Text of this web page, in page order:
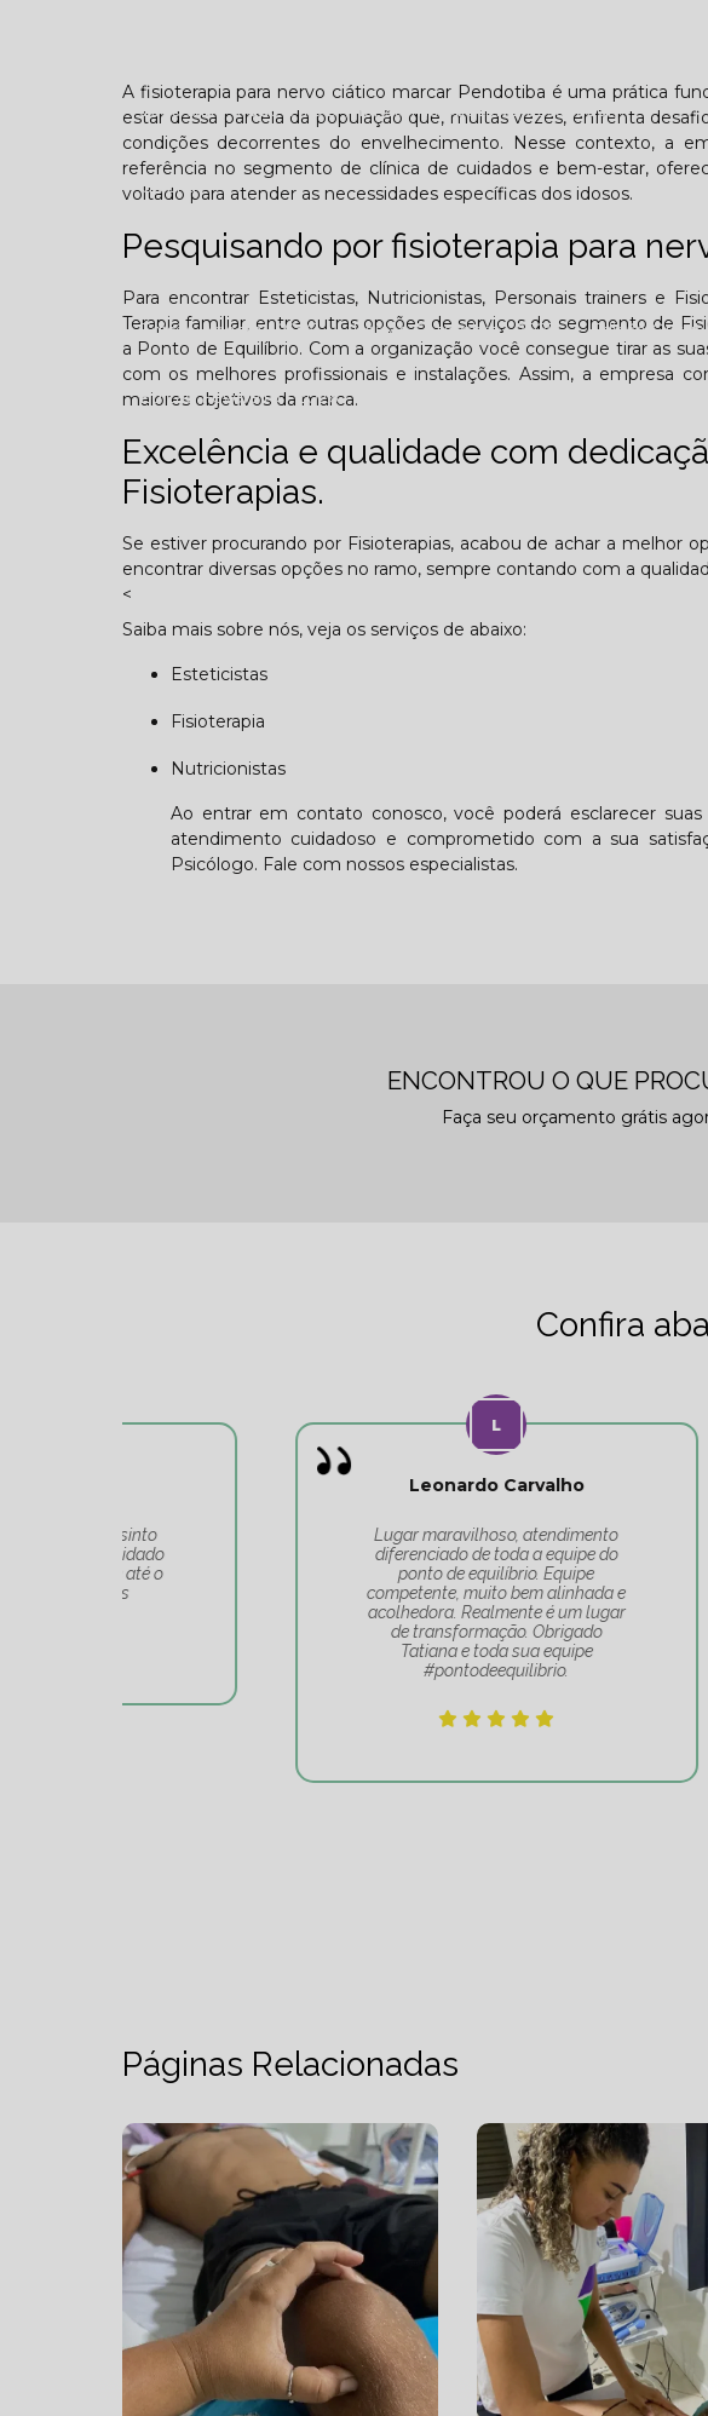
Você sabe o que é TOD (Transtorno opositivo desafiador)?
Galeria
Edição Agosto - 2025 Edição Setembro - 2025 Edição
Edição Fevereiro - 2026
Contato
A fisioterapia para nervo ciático marcar Pendotiba é uma prática
estar dessa parcela da população que, muitas vezes, enfrenta
condições decorrentes do envelhecimento. Nesse contexto, a
referência no segmento de clínica de cuidados e bem-estar,
voltado para atender as necessidades específicas dos idosos.
Pesquisando por fisioterapia para
Para encontrar Esteticistas, Nutricionistas, Personais trainers e
Terapia familiar, entre outras opções de serviços do segmento de
a Ponto de Equilíbrio. Com a organização você consegue tirar as
com os melhores profissionais e instalações. Assim, a empresa
maiores objetivos da marca.
Excelência e qualidade com
Fisioterapias.
Se estiver procurando por Fisioterapias, acabou de achar a melhor
encontrar diversas opções no ramo, sempre contando com a
<
Saiba mais sobre nós, veja os serviços de abaixo:
Esteticistas
Fisioterapia
Nutricionistas
Ao entrar em contato conosco, você poderá esclarecer
atendimento cuidadoso e comprometido com a sua
Psicólogo. Fale com nossos especialistas.
ENCONTROU O QUE
Faça seu orçamento grátis
Confira
Leonardo Carvalho
Lugar maravilhoso, atendimento
diferenciado de toda a equipe do
ponto de equilíbrio. Equipe
competente, muito bem alinhada e
acolhedora. Realmente é um lugar
de transformação. Obrigado
Tatiana e toda sua equipe
Páginas Relacionadas